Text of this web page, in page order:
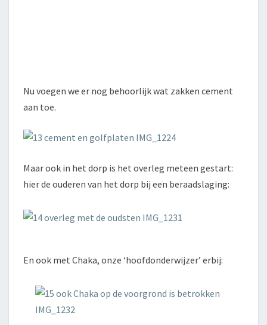
Nu voegen we er nog behoorlijk wat zakken cement
aan toe.
Maar ook in het dorp is het overleg meteen gestart:
hier de ouderen van het dorp bij een beraadslaging:
En ook met Chaka, onze ‘hoofdonderwijzer’ erbij: